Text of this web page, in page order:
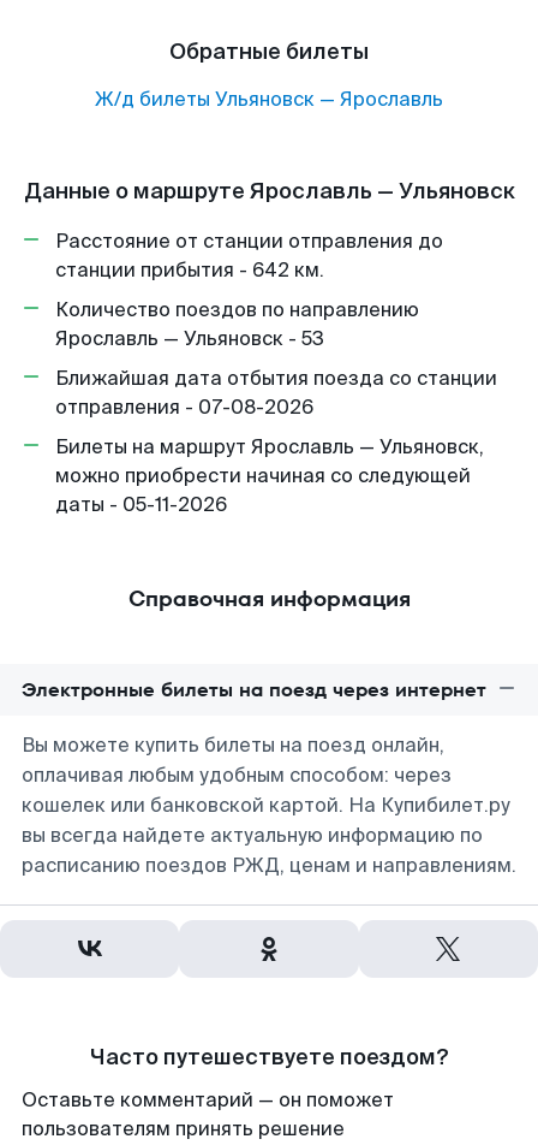
Обратные билеты
Ж/д билеты Ульяновск — Ярославль
Данные о маршруте Ярославль — Ульяновск
Расстояние от станции отправления до
станции прибытия - 642 км.
Количество поездов по направлению
Ярославль — Ульяновск - 53
Ближайшая дата отбытия поезда со станции
отправления - 07-08-2026
Билеты на маршрут Ярославль — Ульяновск,
можно приобрести начиная со следующей
даты - 05-11-2026
Справочная информация
Электронные билеты на поезд через интернет
Вы можете купить билеты на поезд онлайн,
оплачивая любым удобным способом: через
кошелек или банковской картой. На Купибилет.ру
вы всегда найдете актуальную информацию по
расписанию поездов РЖД, ценам и направлениям.
Часто путешествуете поездом?
Оставьте комментарий — он поможет
пользователям принять решение